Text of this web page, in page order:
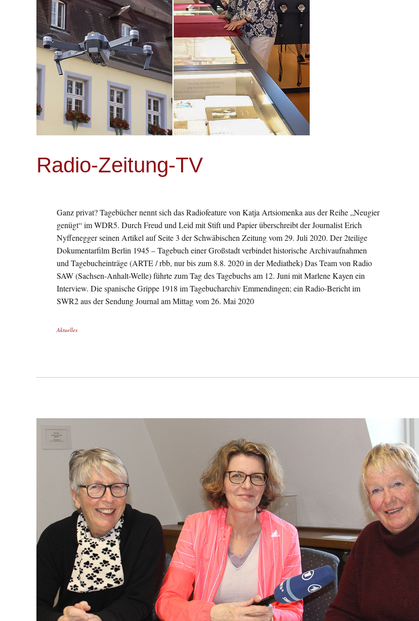
Radio-Zeitung-TV
Ganz privat? Tagebücher nennt sich das Radiofeature von Katja Artsiomenka aus der Reihe „Neugier
genügt“ im WDR5. Durch Freud und Leid mit Stift und Papier überschreibt der Journalist Erich
Nyffenegger seinen Artikel auf Seite 3 der Schwäbischen Zeitung vom 29. Juli 2020. Der 2teilige
Dokumentarfilm Berlin 1945 – Tagebuch einer Großstadt verbindet historische Archivaufnahmen
und Tagebucheinträge (ARTE / rbb, nur bis zum 8.8. 2020 in der Mediathek) Das Team von Radio
SAW (Sachsen-Anhalt-Welle) führte zum Tag des Tagebuchs am 12. Juni mit Marlene Kayen ein
Interview. Die spanische Grippe 1918 im Tagebucharchiv Emmendingen; ein Radio-Bericht im
SWR2 aus der Sendung Journal am Mittag vom 26. Mai 2020
Aktuelles